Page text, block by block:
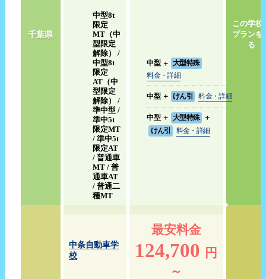
千葉県
中型8t
限定
MT（中
型限定
解除） /
中型8t
限定
AT（中
型限定
解除） /
準中型 /
準中5t
限定MT
/ 準中5t
限定AT
/ 普通車
MT / 普
通車AT
/ 普通二
種MT
中型 ＋ 大型特殊
料金・詳細
中型 ＋ けん引 料金・詳細
中型 ＋ 大型特殊
＋
けん引
料金・詳細
この学校
プランを
る
中条自動車学
校
最安料金
124,700 円
～